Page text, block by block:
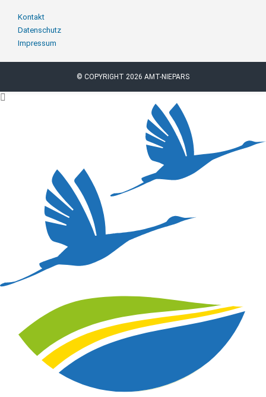
Navigation
überspringen
Kontakt
Datenschutz
Impressum
© COPYRIGHT 2026 AMT-NIEPARS